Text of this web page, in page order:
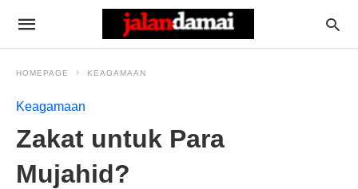
HOMEPAGE KEAGAMAAN
Keagamaan
Zakat untuk Para
Mujahid?